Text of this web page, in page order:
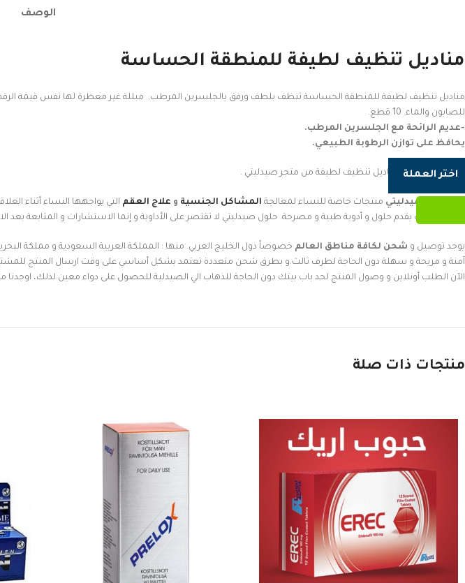
الوصف
مناديل تنظيف لطيفة للمنطقة الحساسة
مناديل تنظيف لطيفة للمنطقة الحساسة تنظف بلطف ورفق بالجلسرين المرطب. مبللة غير معطرة لها نفس قيمة الرقم
للصابون والماء. 10 قطع.
-عديم الرائحة مع الجلسرين المرطب.
يحافظ على توازن الرطوبة الطبيعي.
لذلك،احصل على مناديل تنظيف لطيفة من متجر صيدليتي .
صيدليتي منتجات خاصة للنساء لمعالجة المشاكل الجنسية و علاج العقم التي يواجهها النساء أثناء
حيث يقدم حلول و أدوية طبية و مصرحة. حلول صيدليتي لا تقتصر على الأداوبة و إنما الاستشارات و المتابعة بعد
يوجد توصيل و شحن لكافة مناطق العالم خصوصاً دول الخليج العربي. منها : المملكة العربية السعودية و مملكة
آمنة و مريحة و سهلة دون الحاجة لطرف ثالث.و بطرق شحن متعددة تعتمد بشكل أساسي على وقت ارسال المنتج
الآن الطلب أونلاين و وصول المنتج لحد باب بيتك دون الحاجة للذهاب الي الصيدلية للحصول على دواء معين.لذلك،
منتجات ذات صلة
اختر العملة